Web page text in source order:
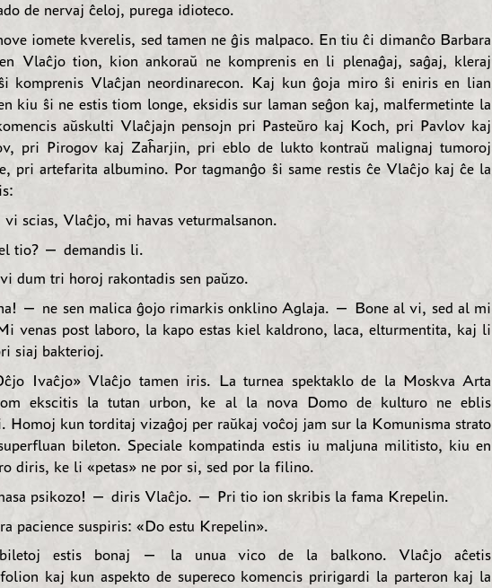
de nervaj ĉeloj, purega idioteco.
iomete kverelis, sed tamen ne ĝis malpaco. En tiu ĉi dimanĉo Barbara
Vlaĉjo tion, kion ankoraŭ ne komprenis en li plenaĝaj, saĝaj, kleraj
komprenis Vlaĉjan neordinarecon. Kaj kun ĝoja miro ŝi eniris en lian
kiu ŝi ne estis tiom longe, eksidis sur laman seĝon kaj, malfermetinte la
aŭskulti Vlaĉjajn pensojn pri Pasteŭro kaj Koch, pri Pavlov kaj
pri Pirogov kaj Zaĥarjin, pri eblo de lukto kontraŭ malignaj tumoroj
pri artefarita albumino. Por tagmanĝo ŝi same restis ĉe Vlaĉjo kaj ĉe la
scias, Vlaĉjo, mi havas veturmalsanon.
tio? — demandis li.
dum tri horoj rakontadis sen paŭzo.
— ne sen malica ĝojo rimarkis onklino Aglaja. — Bone al vi, sed al mi
venas post laboro, la kapo estas kiel kaldrono, laca, elturmentita, kaj li
siaj bakterioj.
Ivaĉjo» Vlaĉjo tamen iris. La turnea spektaklo de la Moskva Arta
ekscitis la tutan urbon, ke al la nova Domo de kulturo ne eblis
Homoj kun torditaj vizaĝoj per raŭkaj voĉoj jam sur la Komunisma strato
bileton. Speciale kompatinda estis iu maljuna militisto, kiu en
diris, ke li «petas» ne por si, sed por la filino.
psikozo! — diris Vlaĉjo. — Pri tio ion skribis la fama Krepelin.
pacience suspiris: «Do estu Krepelin».
estis bonaj — la unua vico de la balkono. Vlaĉjo aĉetis
kaj kun aspekto de supereco komencis pririgardi la parteron kaj la